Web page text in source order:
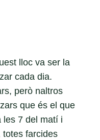
lloc va ser la
cada dia.
però naltros
que és el que
les 7 del matí i
farcides